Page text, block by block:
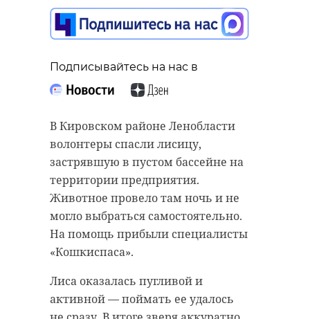
Подписывайтесь на нас в
В Кировском районе Ленобласти
волонтеры спасли лисицу,
застрявшую в пустом бассейне на
территории предприятия.
Животное провело там ночь и не
могло выбраться самостоятельно.
На помощь прибыли специалисты
«Кошкиспаса».
Лиса оказалась пугливой и
активной — поймать ее удалось